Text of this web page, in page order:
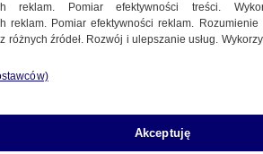
reklam. Pomiar efektywności treści.
reklam. Pomiar efektywności reklam.
różnych źródeł. Rozwój i ulepszanie usług.
Akceptuję